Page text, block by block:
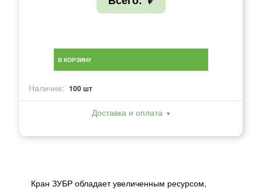
В КОРЗИНУ
Наличие: 100 шт
Доставка и оплата
Кран ЗУБР обладает увеличенным ресурсом,